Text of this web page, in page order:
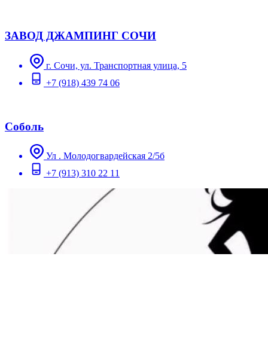
ЗАВОД ДЖАМПИНГ СОЧИ
г. Сочи, ул. Транспортная улица, 5
+7 (918) 439 74 06
Соболь
Ул . Молодогвардейская 2/5б
+7 (913) 310 22 11